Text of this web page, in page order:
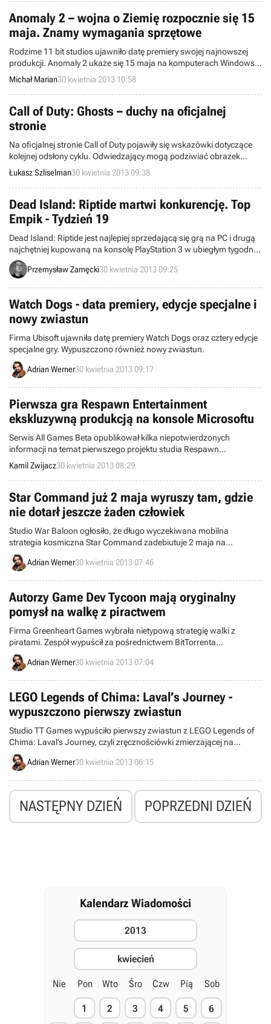
wymagania sprzętowe.
Anomaly 2 – wojna o Ziemię rozpocznie się 15
maja. Znamy wymagania sprzętowe
Rodzime 11 bit studios ujawniło datę premiery swojej najnowszej
produkcji. Anomaly 2 ukaże się 15 maja na komputerach Windows,
Mac oraz Linux. Gra dostępna jest w atrakcyjnej ofercie
przedpremierowej z 10% zniżką oraz drugą kopią gratis.
Michał Marian30 kwietnia 2013 10:58
Call of Duty: Ghosts – duchy na oficjalnej
stronie
Na oficjalnej stronie Call of Duty pojawiły się wskazówki dotyczące
kolejnej odsłony cyklu. Odwiedzający mogą podziwiać obrazek
przedstawiający czaszkę, stworzony metodą kolażu ze zdjęć
profilowych setek fanów serii.
Łukasz Szliselman30 kwietnia 2013 09:38
Dead Island: Riptide martwi konkurencję. Top
Empik - Tydzień 19
Dead Island: Riptide jest najlepiej sprzedającą się grą na PC i drugą
najchętniej kupowaną na konsolę PlayStation 3 w ubiegłym tygodniu
w 186 salonach Empik w całej Polsce. Zobacz jakie inne tytuły cieszą
się powodzeniem wśród polskich graczy.
Przemysław Zamęcki30 kwietnia 2013 09:25
Watch Dogs - data premiery, edycje specjalne i
nowy zwiastun
Firma Ubisoft ujawniła datę premiery Watch Dogs oraz cztery edycje
specjalne gry. Wypuszczono również nowy zwiastun.
Adrian Werner30 kwietnia 2013 09:17
Pierwsza gra Respawn Entertainment
ekskluzywną produkcją na konsole Microsoftu
Serwis All Games Beta opublikował kilka niepotwierdzonych
informacji na temat pierwszego projektu studia Respawn
Entertainment. Tytuł ma być ekskluzywną produkcją na konsole
Microsoftu, która wymagać będzie stałego dostępu do sieci.
Kamil Zwijacz30 kwietnia 2013 08:29
Star Command już 2 maja wyruszy tam, gdzie
nie dotarł jeszcze żaden człowiek
Studio War Baloon ogłosiło, że długo wyczekiwana mobilna
strategia kosmiczna Star Command zadebiutuje 2 maja na
urządzeniach z systemami iOS.
Adrian Werner30 kwietnia 2013 07:46
Autorzy Game Dev Tycoon mają oryginalny
pomysł na walkę z piractwem
Firma Greenheart Games wybrała nietypową strategię walki z
piratami. Zespół wypuścił za pośrednictwem BitTorrenta
zmodyfikowaną wersję swojej gry Game Dev Tycoon. W niej
kierowane przez graczy wirtualne studio deweloperskie prędzej czy
Adrian Werner30 kwietnia 2013 07:04
LEGO Legends of Chima: Laval’s Journey -
wypuszczono pierwszy zwiastun
Studio TT Games wypuściło pierwszy zwiastun z LEGO Legends of
Chima: Laval’s Journey, czyli zręcznościówki zmierzającej na
konsole przenośne.
Adrian Werner30 kwietnia 2013 06:15
NASTĘPNY DZIEŃ POPRZEDNI DZIEŃ
Kalendarz Wiadomości
2013
kwiecień
Nie Pon Wto Śro Czw Pią Sob
1 2 3 4 5 6